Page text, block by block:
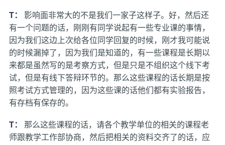
T：
影响面非常大的不是我们一家子这样子。好，然后还
有一个问题的话，刚刚有同学说起有一些专业课的事情，
因为我们这边上次给各位同学回复的时候，刚才我可能说
的时候漏掉了，因为我们是知道的，有一些课程是长期以
来都是虽然写的是考察方式，但是只是不组织这个线下考
试，但是有线下答辩环节的。那么这些课程的话长期是按
照考试方式管理的，因为这些课的话他们都有实验报告，
有存档有保存的。
T：
那么这些课程的话，请各个教学单位的相关的课程老
师跟教学工作部协商，然后把相关的资料交齐了的话，应